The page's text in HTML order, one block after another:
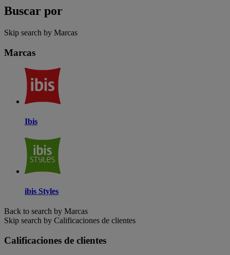
Buscar por
Skip search by Marcas
Marcas
Ibis
ibis Styles
Back to search by Marcas
Skip search by Calificaciones de clientes
Calificaciones de clientes